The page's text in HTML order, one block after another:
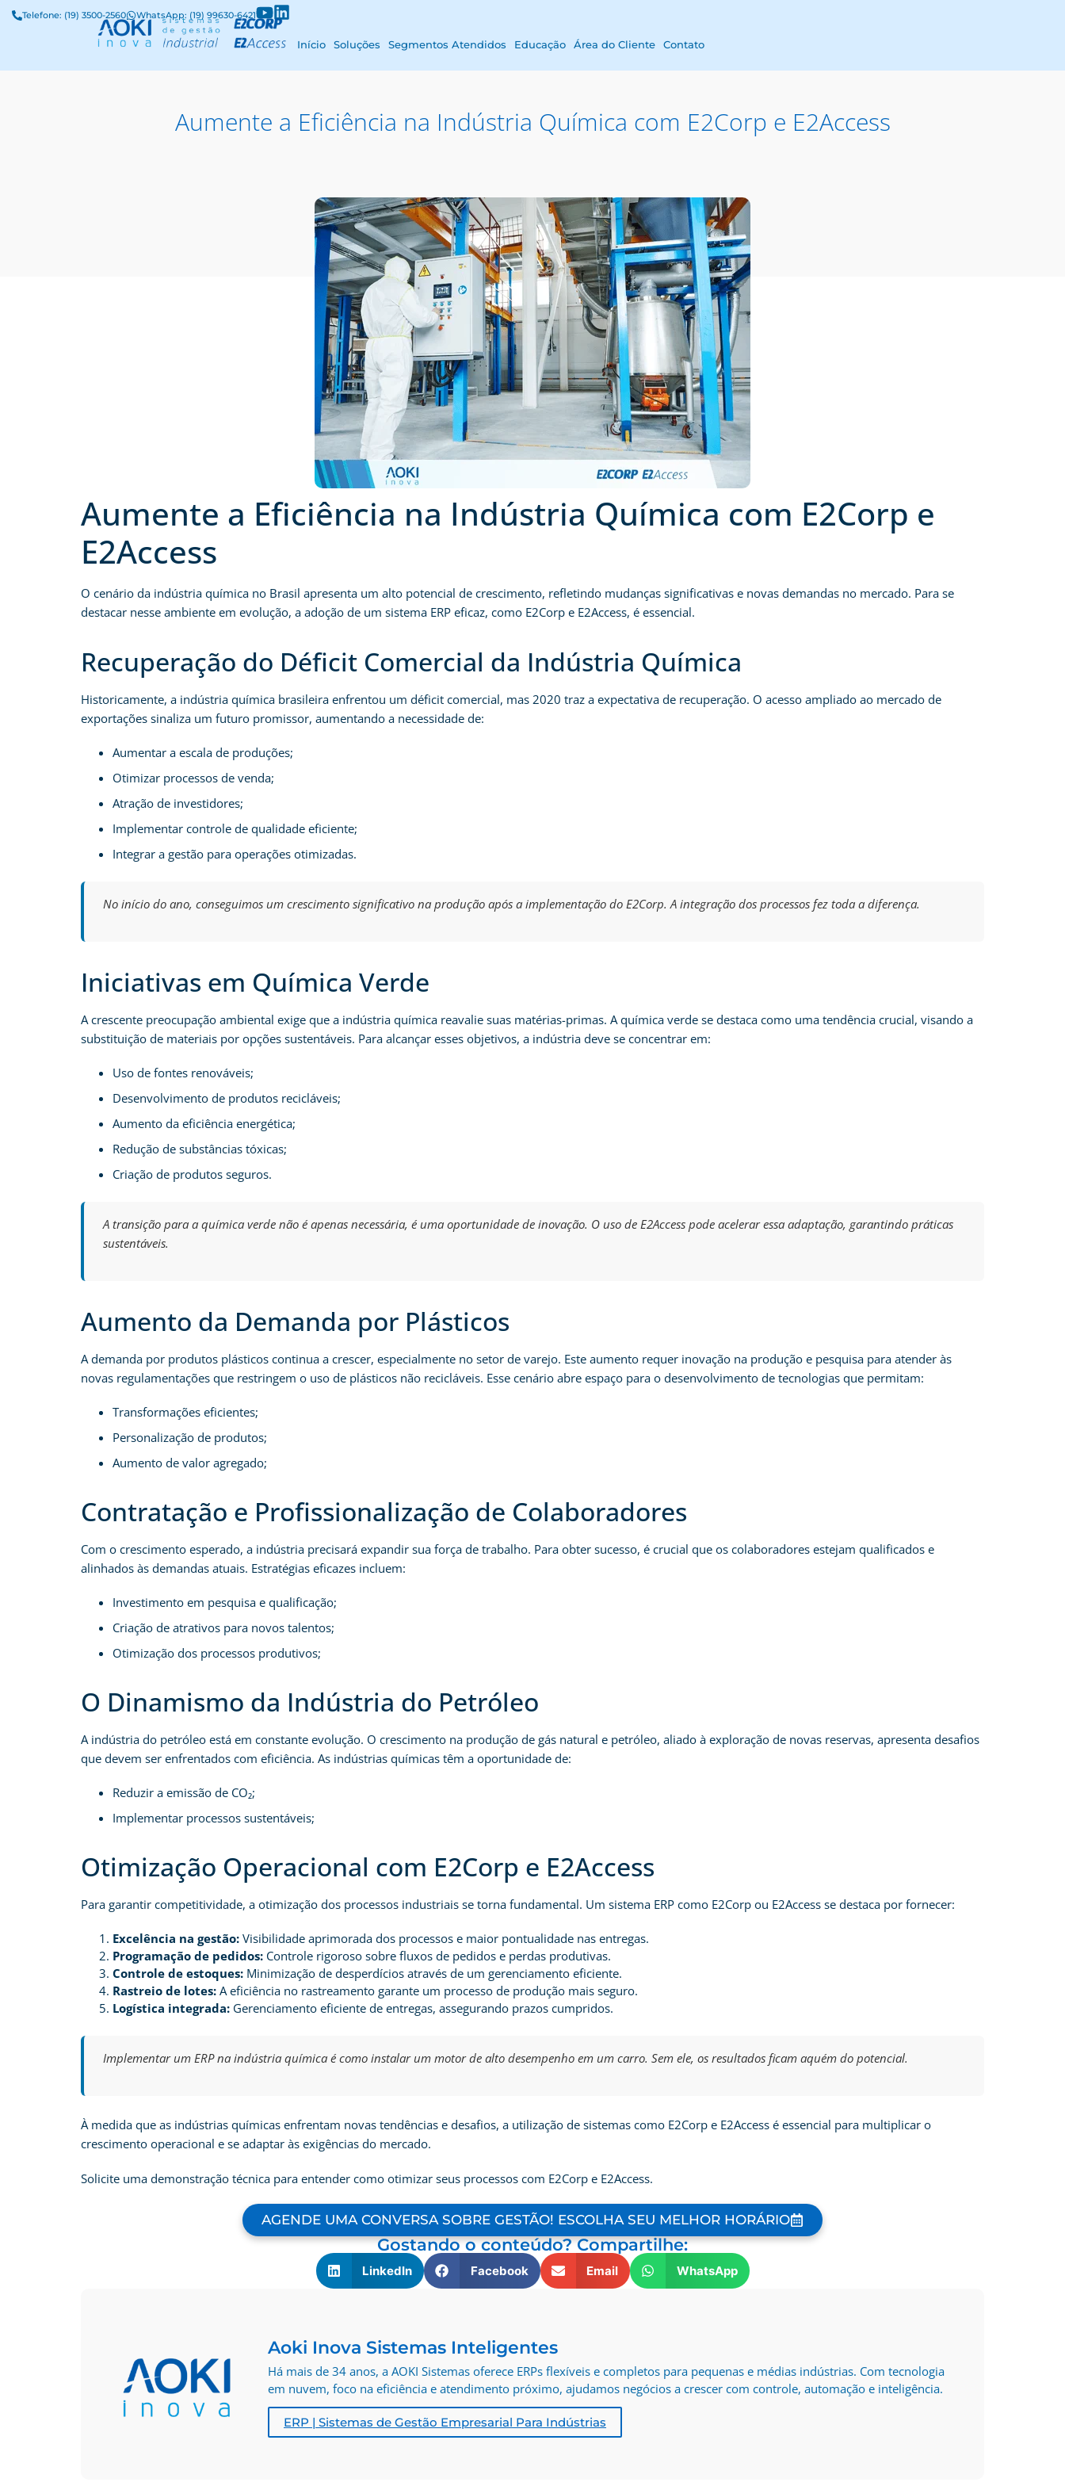
Telefone: (19) 3500-2560 WhatsApp: (19) 99630-6421
Início Soluções Segmentos Atendidos Educação Área do Cliente Contato
Aumente a Eficiência na Indústria Química com E2Corp e E2Access
Aumente a Eficiência na Indústria Química com E2Corp e
E2Access
O cenário da indústria química no Brasil apresenta um alto potencial de crescimento, refletindo mudanças significativas e novas demandas no mercado. Para se
destacar nesse ambiente em evolução, a adoção de um sistema ERP eficaz, como E2Corp e E2Access, é essencial.
Recuperação do Déficit Comercial da Indústria Química
Historicamente, a indústria química brasileira enfrentou um déficit comercial, mas 2020 traz a expectativa de recuperação. O acesso ampliado ao mercado de
exportações sinaliza um futuro promissor, aumentando a necessidade de:
Aumentar a escala de produções;
Otimizar processos de venda;
Atração de investidores;
Implementar controle de qualidade eficiente;
Integrar a gestão para operações otimizadas.
No início do ano, conseguimos um crescimento significativo na produção após a implementação do E2Corp. A integração dos processos fez toda a diferença.
Iniciativas em Química Verde
A crescente preocupação ambiental exige que a indústria química reavalie suas matérias-primas. A química verde se destaca como uma tendência crucial, visando a
substituição de materiais por opções sustentáveis. Para alcançar esses objetivos, a indústria deve se concentrar em:
Uso de fontes renováveis;
Desenvolvimento de produtos recicláveis;
Aumento da eficiência energética;
Redução de substâncias tóxicas;
Criação de produtos seguros.
A transição para a química verde não é apenas necessária, é uma oportunidade de inovação. O uso de E2Access pode acelerar essa adaptação, garantindo práticas
sustentáveis.
Aumento da Demanda por Plásticos
A demanda por produtos plásticos continua a crescer, especialmente no setor de varejo. Este aumento requer inovação na produção e pesquisa para atender às
novas regulamentações que restringem o uso de plásticos não recicláveis. Esse cenário abre espaço para o desenvolvimento de tecnologias que permitam:
Transformações eficientes;
Personalização de produtos;
Aumento de valor agregado;
Contratação e Profissionalização de Colaboradores
Com o crescimento esperado, a indústria precisará expandir sua força de trabalho. Para obter sucesso, é crucial que os colaboradores estejam qualificados e
alinhados às demandas atuais. Estratégias eficazes incluem:
Investimento em pesquisa e qualificação;
Criação de atrativos para novos talentos;
Otimização dos processos produtivos;
O Dinamismo da Indústria do Petróleo
A indústria do petróleo está em constante evolução. O crescimento na produção de gás natural e petróleo, aliado à exploração de novas reservas, apresenta desafios
que devem ser enfrentados com eficiência. As indústrias químicas têm a oportunidade de:
Reduzir a emissão de CO₂;
Implementar processos sustentáveis;
Otimização Operacional com E2Corp e E2Access
Para garantir competitividade, a otimização dos processos industriais se torna fundamental. Um sistema ERP como E2Corp ou E2Access se destaca por fornecer:
Excelência na gestão: Visibilidade aprimorada dos processos e maior pontualidade nas entregas.
Programação de pedidos: Controle rigoroso sobre fluxos de pedidos e perdas produtivas.
Controle de estoques: Minimização de desperdícios através de um gerenciamento eficiente.
Rastreio de lotes: A eficiência no rastreamento garante um processo de produção mais seguro.
Logística integrada: Gerenciamento eficiente de entregas, assegurando prazos cumpridos.
Implementar um ERP na indústria química é como instalar um motor de alto desempenho em um carro. Sem ele, os resultados ficam aquém do potencial.
À medida que as indústrias químicas enfrentam novas tendências e desafios, a utilização de sistemas como E2Corp e E2Access é essencial para multiplicar o
crescimento operacional e se adaptar às exigências do mercado.
Solicite uma demonstração técnica para entender como otimizar seus processos com E2Corp e E2Access.
AGENDE UMA CONVERSA SOBRE GESTÃO! ESCOLHA SEU MELHOR HORÁRIO
Gostando o conteúdo? Compartilhe:
LinkedIn Facebook Email WhatsApp
Aoki Inova Sistemas Inteligentes
Há mais de 34 anos, a AOKI Sistemas oferece ERPs flexíveis e completos para pequenas e médias indústrias. Com tecnologia
em nuvem, foco na eficiência e atendimento próximo, ajudamos negócios a crescer com controle, automação e inteligência.
ERP | Sistemas de Gestão Empresarial Para Indústrias